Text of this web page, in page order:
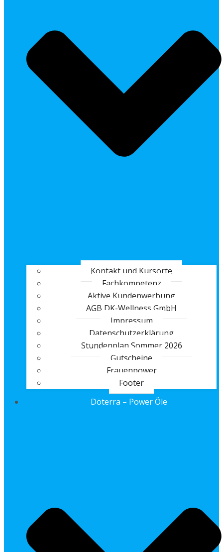
Kontakt und Kursorte
Fachkompetenz
Aktive Kundenwerbung
AGB DK-Wellness GmbH
Impressum
Datenschutzerklärung
Stundenplan Sommer 2026
Gutscheine
Frauenpower
Footer
Döterra – Power Öle